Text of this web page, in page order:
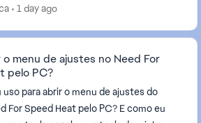
eu nunca vi na vida esta vinculada e
1 day ago
menu de ajustes no Need For
pelo PC?
para abrir o menu de ajustes do
For Speed Heat pelo PC? E como eu